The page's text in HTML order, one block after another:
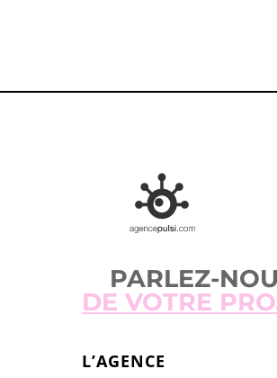
PARLEZ-
DE VOTRE
L’AGENCE